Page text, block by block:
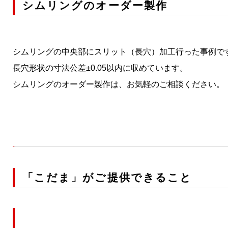
シムリングのオーダー製作
シムリングの中央部にスリット（長穴）加工行った事例で
長穴形状の寸法公差±0.05以内に収めています。
シムリングのオーダー製作は、お気軽のご相談ください。
「こだま」がご提供できること